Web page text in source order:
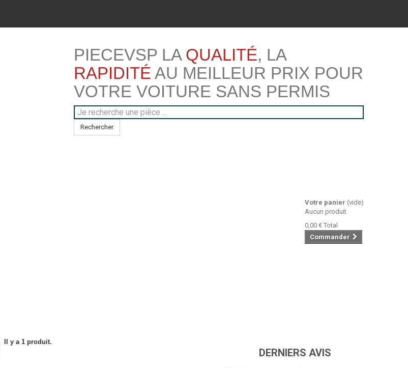
PIECEVSP LA QUALITÉ, LA
RAPIDITÉ AU MEILLEUR PRIX POUR
VOTRE VOITURE SANS PERMIS
Rechercher
Votre panier (vide)
Aucun produit
0,00 € Total
Commander
Il y a 1 produit.
DERNIERS AVIS